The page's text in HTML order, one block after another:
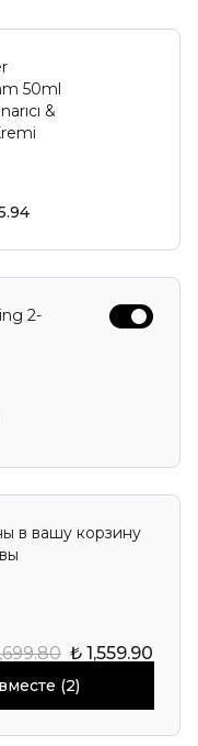
50ml
&
2-
в вашу корзину
₺ 1,559.90
(2)